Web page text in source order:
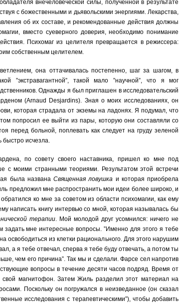
внечеловеческой силы, полученной в результате
с божественными и дьявольскими энергиями. Лекарства,
об их составе, и рекомендованные действия должны
вместо суеверного доверия, необходимо понимание
Психомаг из целителя превращается в режиссера:
собственным целителем.
она оттачивалась постепенно, шаг за шагом, в
”экстравагантной”, такой мало ”научной”, что я мог
Однажды я был приглашен в исследовательский
(Arnaud Desjardins). Зная о моих исследованиях, он
которая страдала от экземы на ладонях. Я подумал, что
попросил ее выйти из пары, которую они составляли со
перед больной, поплевать как следует на груду зеленой
быстро исчезла.
по совету своего наставника, пришел ко мне под
с моими странными теориями. Результатом этой встречи
была названаСвященная ловушка и которая приобрела
предложил мне распространить мои идеи более широко, и
ко мне за советом из области психомагии, как ему
написать книгу интервью со мной, которая называлась бы
терапии. Мой молодой друг усомнился: ничего не
задать мне интересные вопросы. ”Именно для этого я тебе
из клетки рационального. Для этого нарушим
а я тебе отвечал, сперва я тебе буду отвечать, а потом ты
чем его причина”. Так мы и сделали. Фарсе сел напротив
вопросы в течение десяти часов подряд. Время от
магнитофон. Затем Жиль разделил этот материал на
Поскольку он погружался в неизведанное (он сказал
исследования с терапевтическими”), чтобы добавить